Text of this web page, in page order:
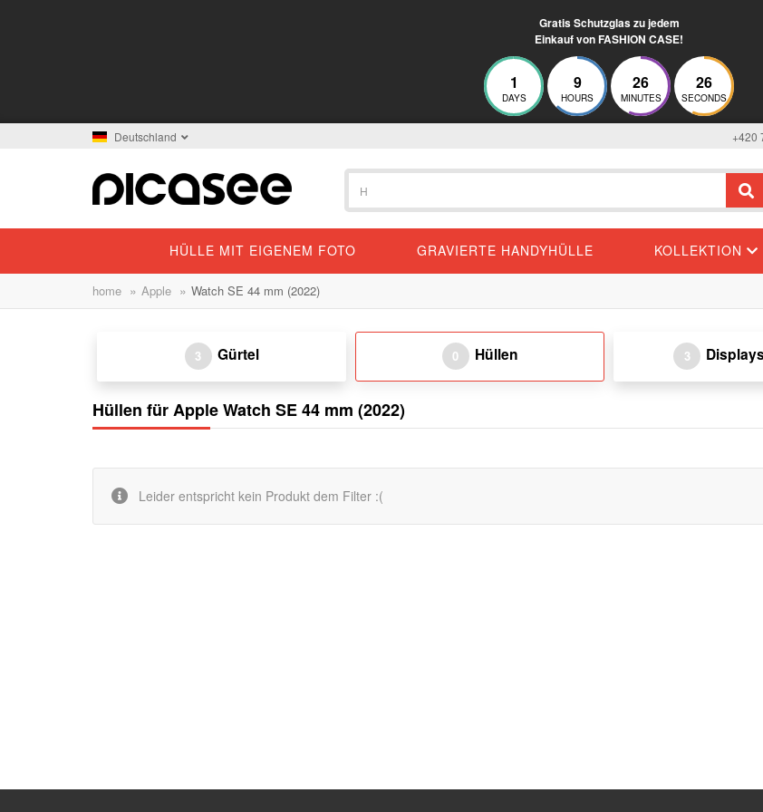
Gratis Schutzglas zu jedem
Einkauf von FASHION CASE!
1
DAYS
9
HOURS
26
MINUTES
26
SECONDS
Deutschland +420
HÜLLE MIT EIGENEM FOTO GRAVIERTE HANDYHÜLLE KOLLEKTION
home » Apple » Watch SE 44 mm (2022)
3 Gürtel 0 Hüllen 3
Hüllen für Apple Watch SE 44 mm (2022)
Leider entspricht kein Produkt dem Filter :(